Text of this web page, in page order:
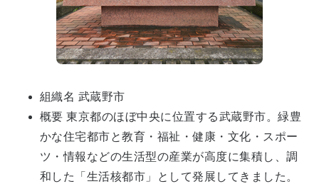
組織名 武蔵野市
概要 東京都のほぼ中央に位置する武蔵野市。緑豊
かな住宅都市と教育・福祉・健康・文化・スポー
ツ・情報などの生活型の産業が高度に集積し、調
和した「生活核都市」として発展してきました。